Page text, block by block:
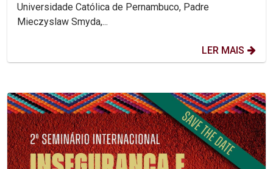
Universidade Católica de Pernambuco, Padre
Mieczyslaw Smyda,...
LER MAIS